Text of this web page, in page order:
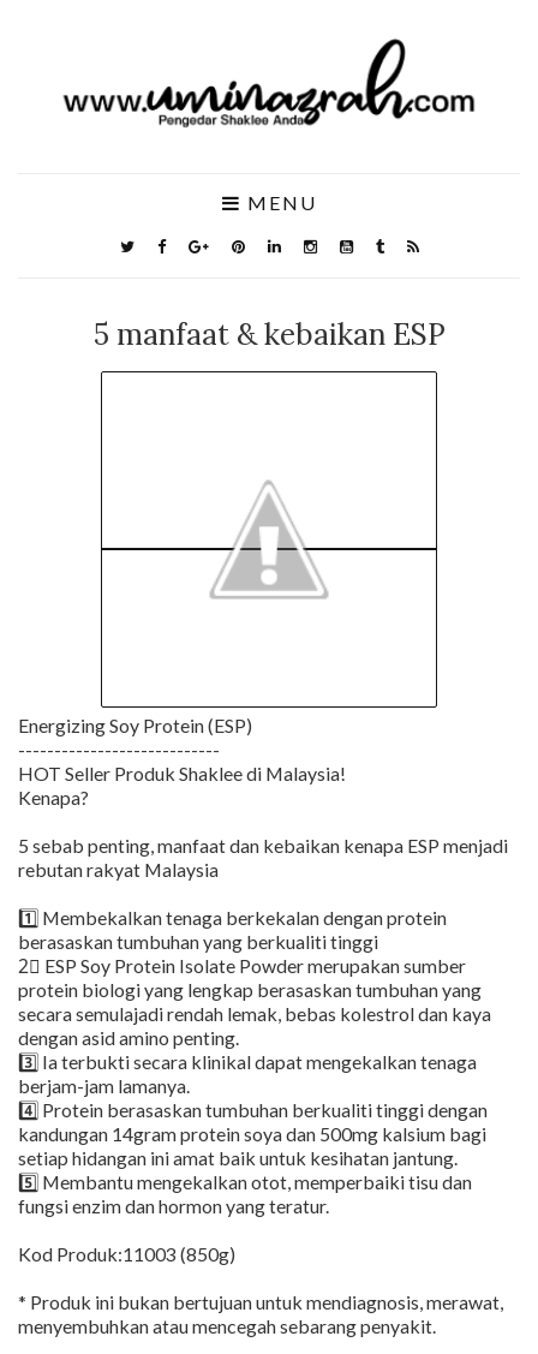
MENU
5 manfaat & kebaikan ESP
Energizing Soy Protein (ESP)
----------------------------
HOT Seller Produk Shaklee di Malaysia!
Kenapa?
5 sebab penting, manfaat dan kebaikan kenapa ESP menjadi
rebutan rakyat Malaysia
1️⃣ Membekalkan tenaga berkekalan dengan protein
berasaskan tumbuhan yang berkualiti tinggi
2⃣ ESP Soy Protein Isolate Powder merupakan sumber
protein biologi yang lengkap berasaskan tumbuhan yang
secara semulajadi rendah lemak, bebas kolestrol dan kaya
dengan asid amino penting.
3️⃣ Ia terbukti secara klinikal dapat mengekalkan tenaga
berjam-jam lamanya.
4️⃣ Protein berasaskan tumbuhan berkualiti tinggi dengan
kandungan 14gram protein soya dan 500mg kalsium bagi
setiap hidangan ini amat baik untuk kesihatan jantung.
5️⃣ Membantu mengekalkan otot, memperbaiki tisu dan
fungsi enzim dan hormon yang teratur.
Kod Produk:11003 (850g)
* Produk ini bukan bertujuan untuk mendiagnosis, merawat,
menyembuhkan atau mencegah sebarang penyakit.